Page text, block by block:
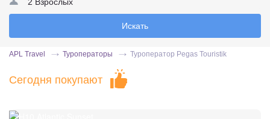
Эксперт свяжется с вами и сделает
индивидуальный подбор в течении
Искать
APL Travel Туроператоры Туроператор Pegas Touristik
Сегодня покупают